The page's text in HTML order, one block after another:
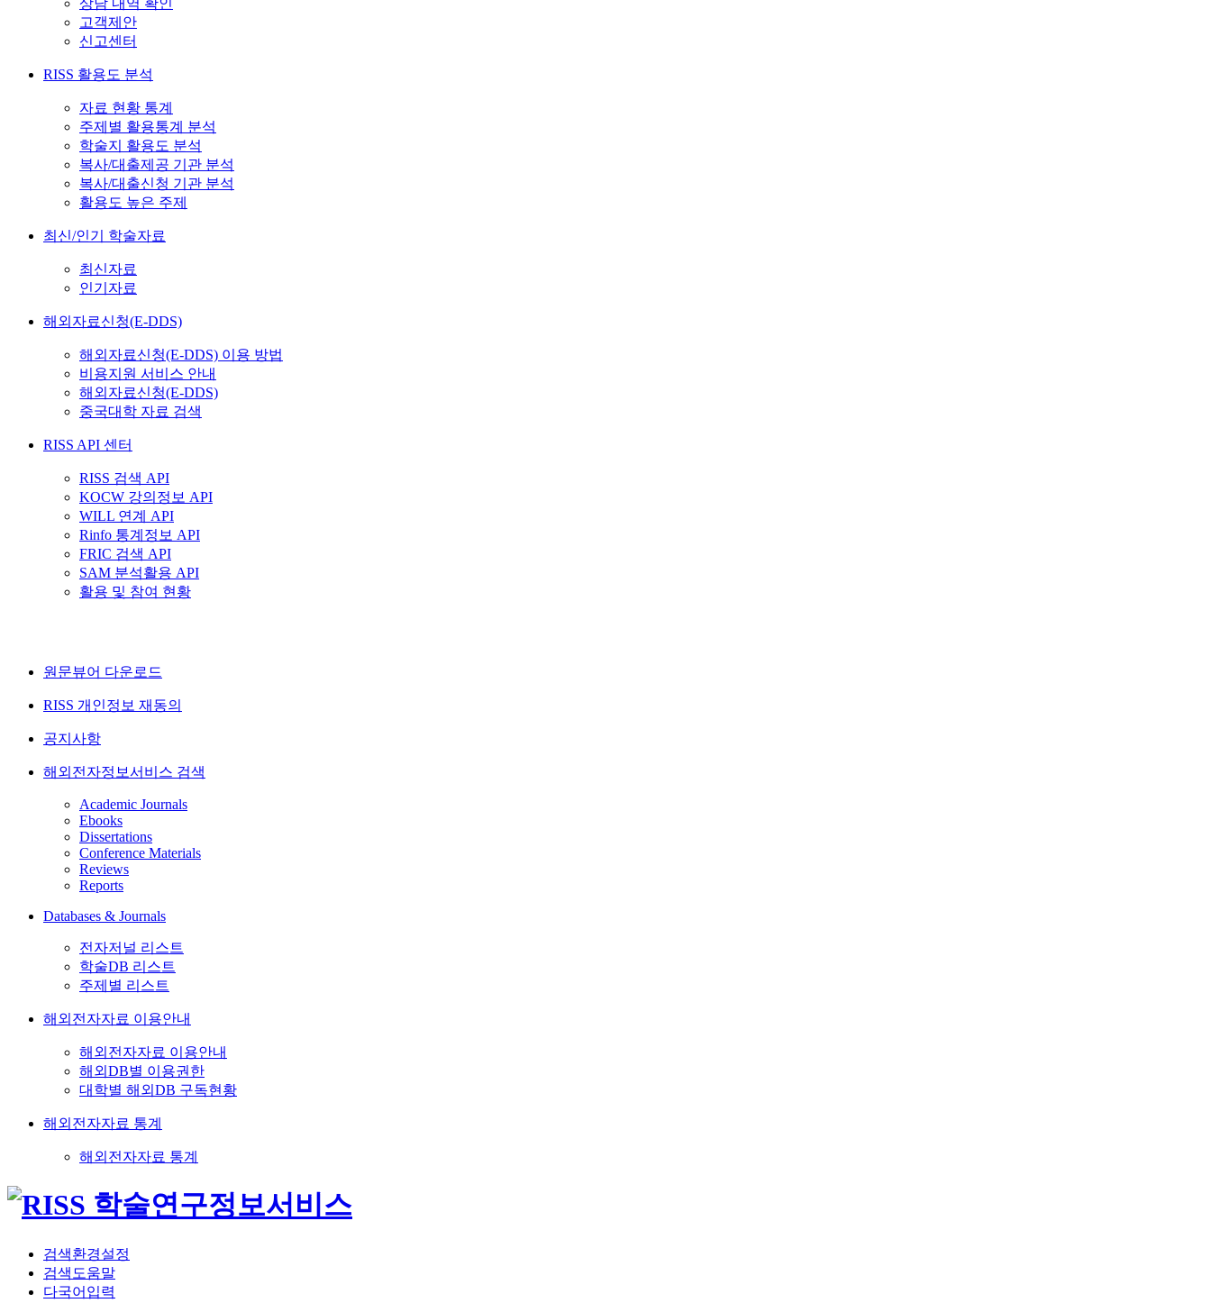
상담 내역 확인
고객제안
신고센터
RISS 활용도 분석
자료 현황 통계
주제별 활용통계 분석
학술지 활용도 분석
복사/대출제공 기관 분석
복사/대출신청 기관 분석
활용도 높은 주제
최신/인기 학술자료
최신자료
인기자료
해외자료신청(E-DDS)
해외자료신청(E-DDS) 이용 방법
비용지원 서비스 안내
해외자료신청(E-DDS)
중국대학 자료 검색
RISS API 센터
RISS 검색 API
KOCW 강의정보 API
WILL 연계 API
Rinfo 통계정보 API
FRIC 검색 API
SAM 분석활용 API
활용 및 참여 현황
원문뷰어 다운로드
RISS 개인정보 재동의
공지사항
해외전자정보서비스 검색
Academic Journals
Ebooks
Dissertations
Conference Materials
Reviews
Reports
Databases & Journals
전자저널 리스트
학술DB 리스트
주제별 리스트
해외전자자료 이용안내
해외전자자료 이용안내
해외DB별 이용권한
대학별 해외DB 구독현황
해외전자자료 통계
해외전자자료 통계
검색환경설정
검색도움말
다국어입력